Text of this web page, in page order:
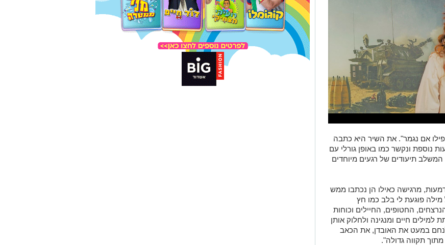
אם נגמר". את השיר היא כתבה
נוספת ונקשר כמו באופן גורלי עם
תיעודים של רגעים מיוחדים
מרגישה כאילו הן נכתבו ממש
"כל מילה פוגעת לי בלב כמו חץ
החטופים, החיילים וכוחות
חיים ומנגינה ולחלוק אותן
במעט את האובדן, את הכאב
מתוך תקווה גדולה".